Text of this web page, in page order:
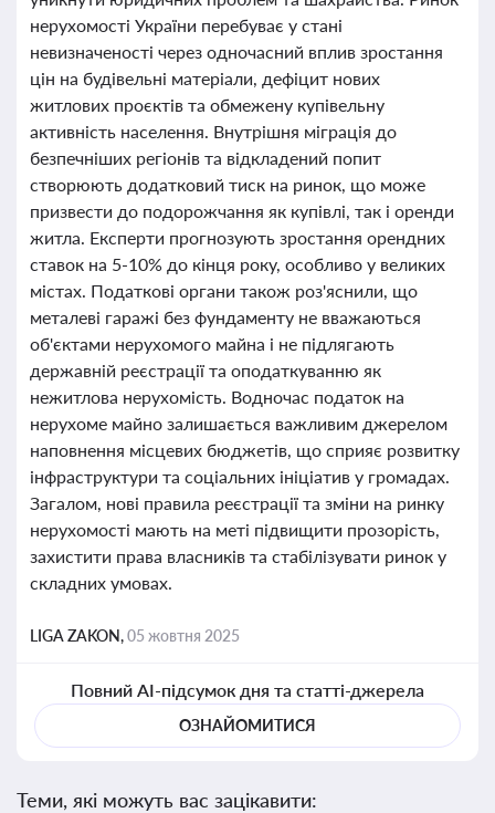
нерухомості України перебуває у стані
невизначеності через одночасний вплив зростання
цін на будівельні матеріали, дефіцит нових
житлових проєктів та обмежену купівельну
активність населення. Внутрішня міграція до
безпечніших регіонів та відкладений попит
створюють додатковий тиск на ринок, що може
призвести до подорожчання як купівлі, так і оренди
житла. Експерти прогнозують зростання орендних
ставок на 5-10% до кінця року, особливо у великих
містах. Податкові органи також роз'яснили, що
металеві гаражі без фундаменту не вважаються
об'єктами нерухомого майна і не підлягають
державній реєстрації та оподаткуванню як
нежитлова нерухомість. Водночас податок на
нерухоме майно залишається важливим джерелом
наповнення місцевих бюджетів, що сприяє розвитку
інфраструктури та соціальних ініціатив у громадах.
Загалом, нові правила реєстрації та зміни на ринку
нерухомості мають на меті підвищити прозорість,
захистити права власників та стабілізувати ринок у
складних умовах.
LIGA ZAKON,05 жовтня 2025
Повний AI-підсумок дня та статті-джерела
ОЗНАЙОМИТИСЯ
Теми, які можуть вас зацікавити: